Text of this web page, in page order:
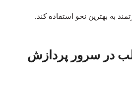
به بهترین نحو استفاده کند.
در سرور پردازش